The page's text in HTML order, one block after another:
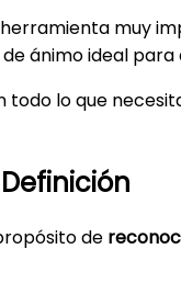
muy
ánimo ideal para
lo que
de